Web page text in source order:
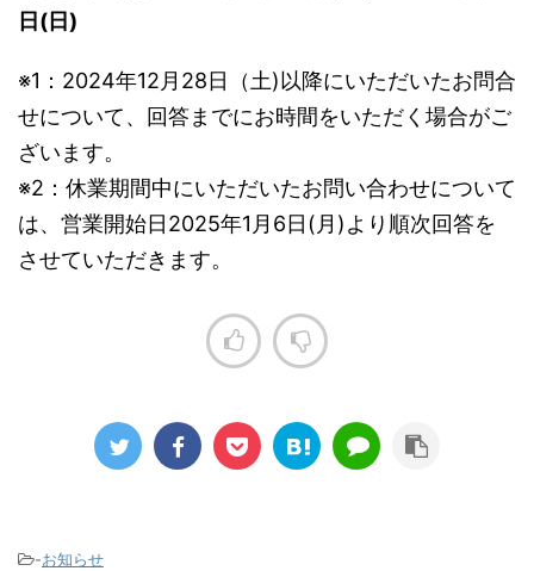
日(日)
※1：2024年12月28日（土)以降にいただいたお問合
せについて、回答までにお時間をいただく場合がご
ざいます。
※2：休業期間中にいただいたお問い合わせについて
は、営業開始日2025年1月6日(月)より順次回答を
させていただきます。
-お知らせ